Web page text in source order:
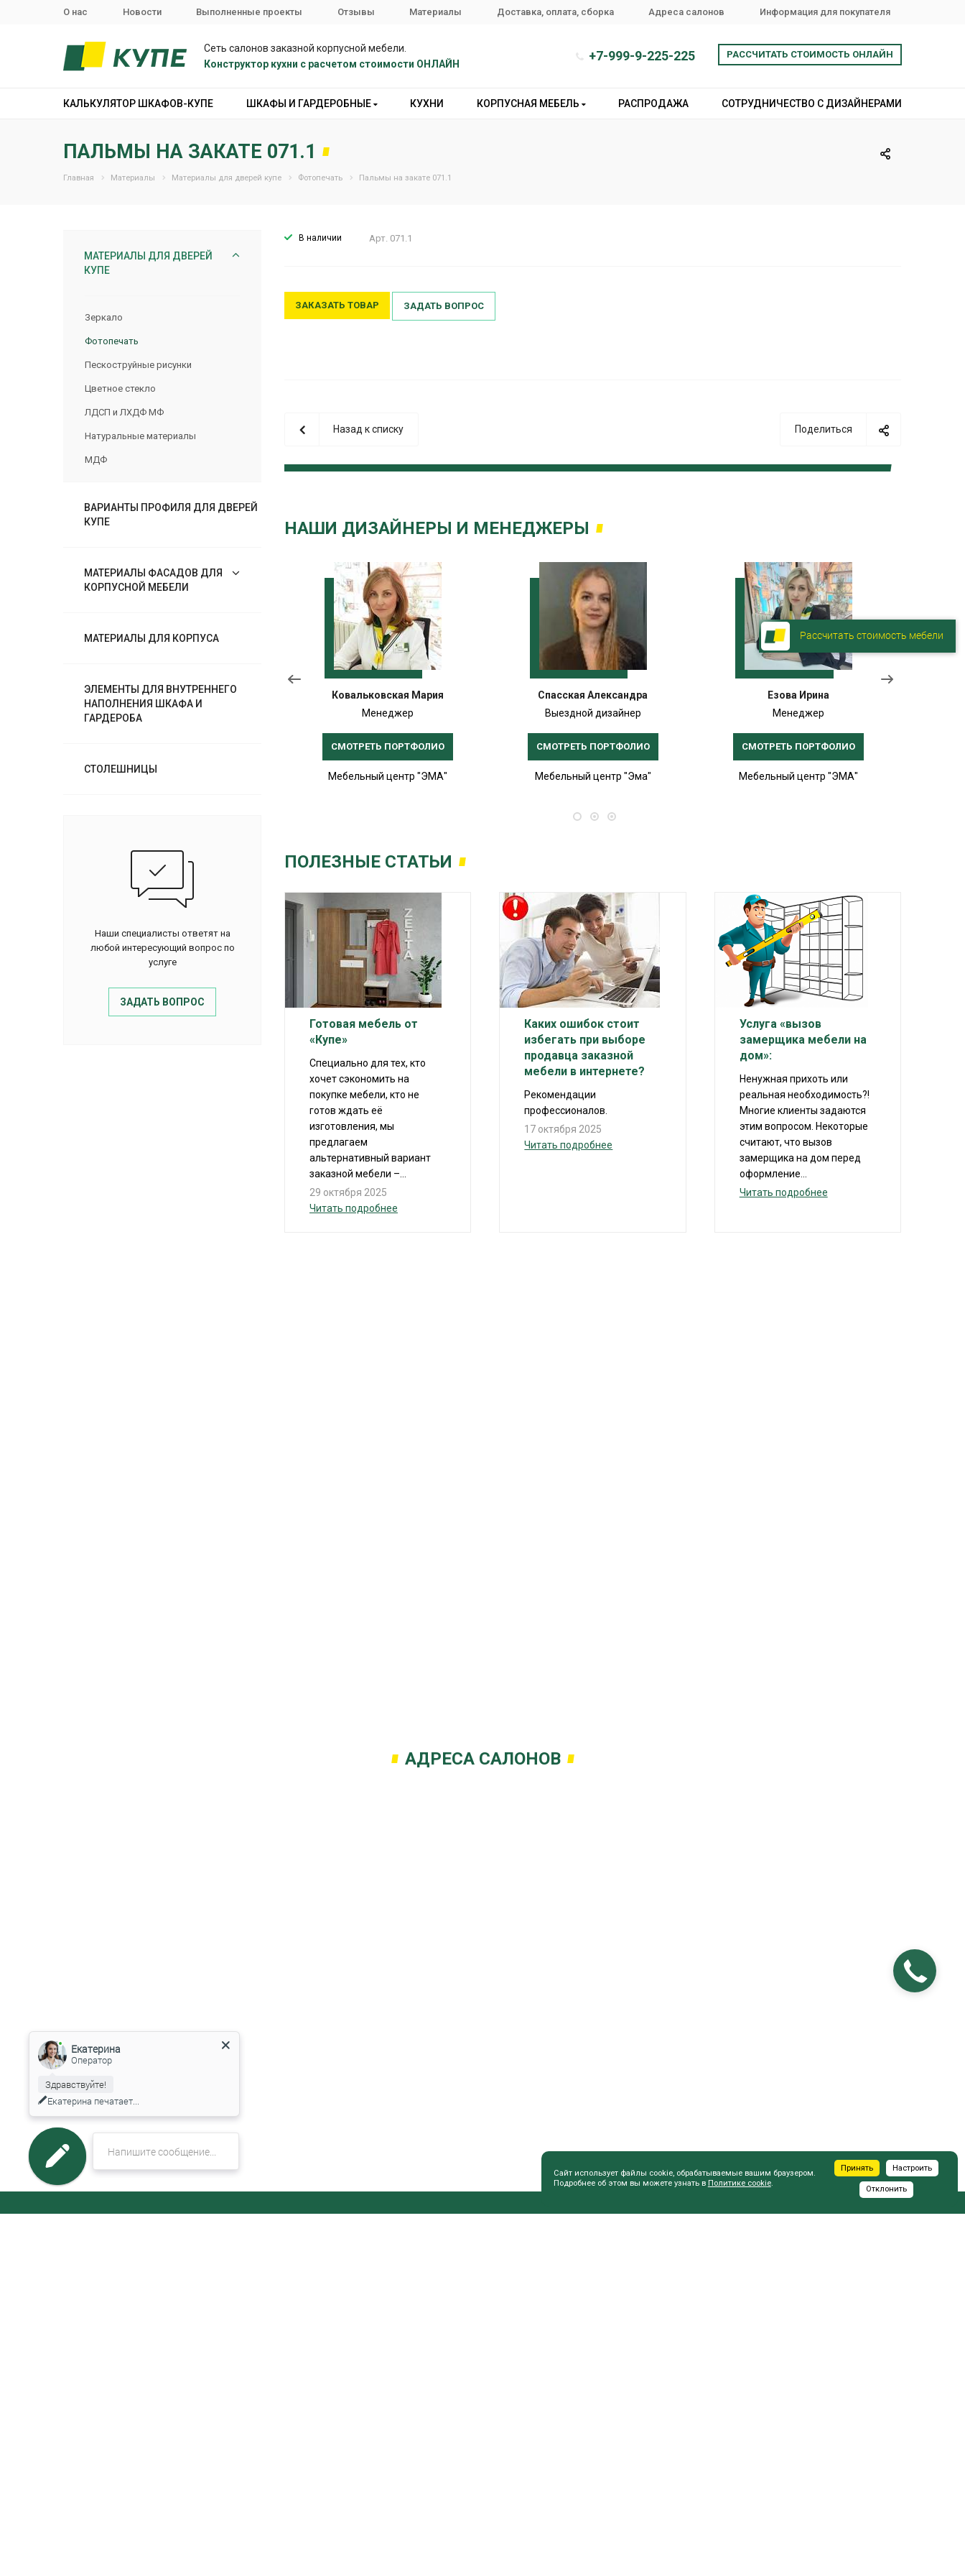
О нас Новости Выполненные проекты Отзывы Материалы Доставка, оплата, сборка Адреса салонов Информация для покупателя
Сеть салонов заказной корпусной мебели.
Конструктор кухни с расчетом стоимости ОНЛАЙН
+7-999-9-225-225 РАССЧИТАТЬ СТОИМОСТЬ ОНЛАЙН
КАЛЬКУЛЯТОР ШКАФОВ-КУПЕ ШКАФЫ И ГАРДЕРОБНЫЕ КУХНИ КОРПУСНАЯ МЕБЕЛЬ РАСПРОДАЖА СОТРУДНИЧЕСТВО С ДИЗАЙНЕРАМИ
ПАЛЬМЫ НА ЗАКАТЕ 071.1
Главная Материалы Материалы для дверей купе Фотопечать Пальмы на закате 071.1
МАТЕРИАЛЫ ДЛЯ ДВЕРЕЙ
КУПЕ
Зеркало
Фотопечать
Пескоструйные рисунки
Цветное стекло
ЛДСП и ЛХДФ МФ
Натуральные материалы
МДФ
ВАРИАНТЫ ПРОФИЛЯ ДЛЯ ДВЕРЕЙ
КУПЕ
МАТЕРИАЛЫ ФАСАДОВ ДЛЯ
КОРПУСНОЙ МЕБЕЛИ
МАТЕРИАЛЫ ДЛЯ КОРПУСА
ЭЛЕМЕНТЫ ДЛЯ ВНУТРЕННЕГО
НАПОЛНЕНИЯ ШКАФА И
ГАРДЕРОБА
СТОЛЕШНИЦЫ
Наши специалисты ответят на
любой интересующий вопрос по
услуге
ЗАДАТЬ ВОПРОС
В наличии Арт. 071.1
ЗАКАЗАТЬ ТОВАР ЗАДАТЬ ВОПРОС
Поделиться
Назад к списку
НАШИ ДИЗАЙНЕРЫ И МЕНЕДЖЕРЫ
Ковальковская Мария
Менеджер
СМОТРЕТЬ ПОРТФОЛИО
Мебельный центр "ЭМА"
Спасская Александра
Выездной дизайнер
СМОТРЕТЬ ПОРТФОЛИО
Мебельный центр "Эма"
Езова Ирина
Менеджер
СМОТРЕТЬ ПОРТФОЛИО
Мебельный центр "ЭМА"
ПОЛЕЗНЫЕ СТАТЬИ
Готовая мебель от
«Купе»
Специально для тех, кто
хочет сэкономить на
покупке мебели, кто не
готов ждать её
изготовления, мы
предлагаем
альтернативный вариант
заказной мебели –...
29 октября 2025
Читать подробнее
Каких ошибок стоит
избегать при выборе
продавца заказной
мебели в интернете?
Рекомендации
профессионалов.
17 октября 2025
Читать подробнее
Услуга «вызов
замерщика мебели на
дом»:
Ненужная прихоть или
реальная необходимость?!
Многие клиенты задаются
этим вопросом. Некоторые
считают, что вызов
замерщика на дом перед
оформление...
Читать подробнее
АДРЕСА САЛОНОВ
Сайт использует файлы cookie, обрабатываемые вашим браузером.
Подробнее об этом вы можете узнать в Политике cookie.
Принять Настроить
Отклонить
Рассчитать стоимость мебели
Екатерина
Оператор
Здравствуйте!
Екатерина печатает...